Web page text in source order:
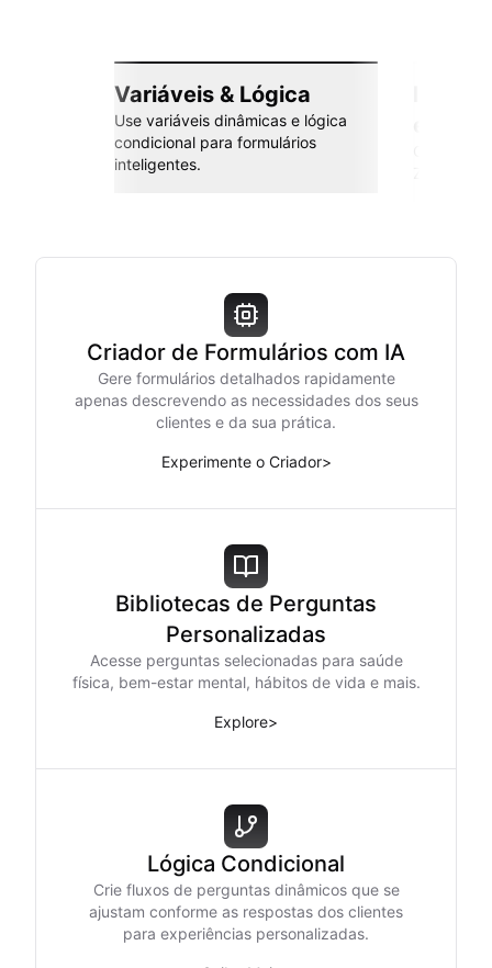
Variáveis & Lógica
Use variáveis dinâmicas e lógica
condicional para formulários
inteligentes.
Criador de Formulários com IA
Gere formulários detalhados rapidamente
apenas descrevendo as necessidades dos seus
clientes e da sua prática.
Experimente o Criador>
Bibliotecas de Perguntas
Personalizadas
Acesse perguntas selecionadas para saúde
física, bem-estar mental, hábitos de vida e mais.
Explore>
Lógica Condicional
Crie fluxos de perguntas dinâmicos que se
ajustam conforme as respostas dos clientes
para experiências personalizadas.